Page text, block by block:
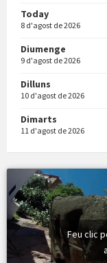
Vermuts a la Font.
Today
8 d'agost de 2026
Diumenge
9 d'agost de 2026
Dilluns
10 d'agost de 2026
Dimarts
11 d'agost de 2026
Feu clic